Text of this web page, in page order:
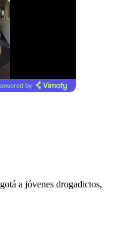
by
a jóvenes drogadictos,